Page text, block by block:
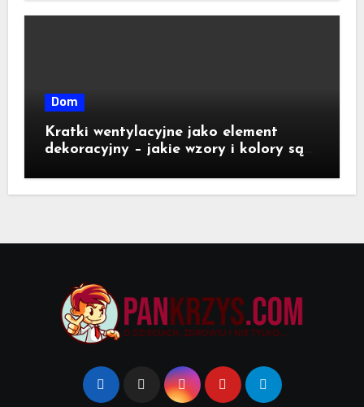
Dom
Kratki wentylacyjne jako element
dekoracyjny – jakie wzory i kolory są